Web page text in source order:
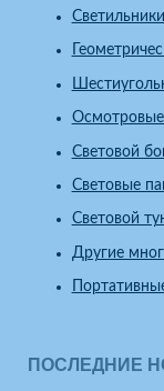
Осмотровые
Световой
Световые
Световой
Другие
ПОСЛЕДНИЕ